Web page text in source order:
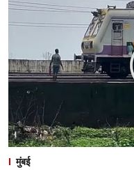
मुंबई